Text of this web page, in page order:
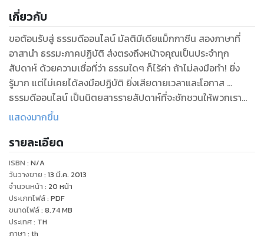
เกี่ยวกับ
ขอต้อนรับสู่ ธรรมดีออนไลน์ มัลติมีเดียแม็กกาซีน สองภาษาที่
อาสานำ ธรรมะภาคปฏิบัติ ส่งตรงถึงหน้าจคุณเป็นประจำทุก
สัปดาห์ ด้วยความเชื่อที่ว่า ธรรมใดๆ ก็ไร้ค่า ถ้าไม่ลงมือทำ! ยิ่ง
รู้มาก แต่ไม่เคยได้ลงมือปฏิบัติ ยิ่งเสียดายเวลาและโอกาส …
ธรรมดีออนไลน์ เป็นนิตยสารรายสัปดาห์ที่จะชักชวนให้พวกเรา
ลงมือปฏิบัติตามความถนัดและความสนใจ ทั้งทาน ศีล สมาธิและ
ชนิด ..
แสดงมากขึ้น
รายละเอียด
ISBN : N/A
วันวางขาย : 13 มี.ค. 2013
จำนวนหน้า : 20 หน้า
ประเภทไฟล์: PDF
ขนาดไฟล์: 8.74MB
ประเทศ: TH
ภาษา : th